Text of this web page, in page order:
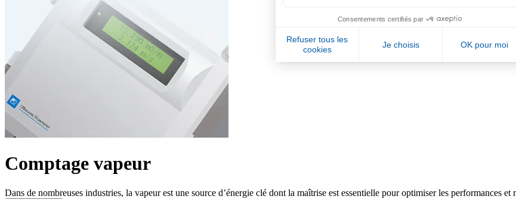
Comptage vapeur
Dans de nombreuses industries, la vapeur est une source d’énergie clé dont la maîtrise est essentielle pour optimiser les performances